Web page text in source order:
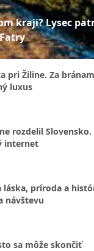
kraji? Lysec
pri Žiline. Za
luxus
rozdelil Slovensko.
internet
láska, príroda a
návštevu
sa môže skončiť